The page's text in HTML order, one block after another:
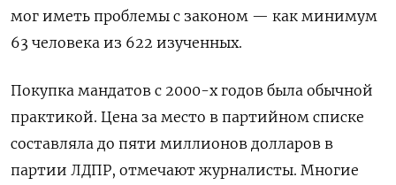
мог иметь проблемы с законом — как минимум
63 человека из 622 изученных.
Покупка мандатов с 2000-х годов была обычной
практикой. Цена за место в партийном списке
составляла до пяти миллионов долларов в
партии ЛДПР, отмечают журналисты. Многие